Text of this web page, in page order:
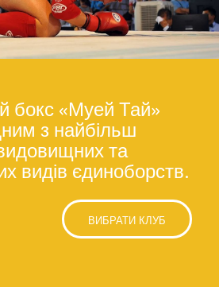
бокс «Муей Тай»
з найбільш
та
видів єдиноборств.
ВИБРАТИ КЛУБ